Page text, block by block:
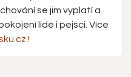
se jim vyplatí a
lidé i pejsci. Více
!